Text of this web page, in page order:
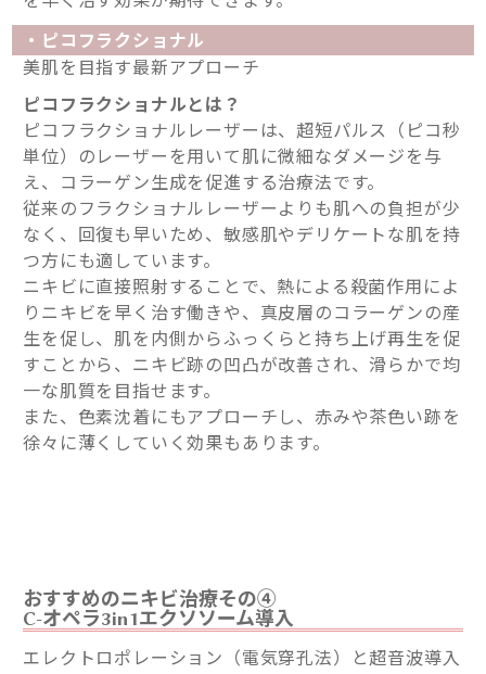
・ピコフラクショナル
美肌を目指す最新アプローチ
ピコフラクショナルとは？
ピコフラクショナルレーザーは、超短パルス（ピコ秒
単位）のレーザーを用いて肌に微細なダメージを与
え、コラーゲン生成を促進する治療法です。
従来のフラクショナルレーザーよりも肌への負担が少
なく、回復も早いため、敏感肌やデリケートな肌を持
つ方にも適しています。
ニキビに直接照射することで、熱による殺菌作用によ
りニキビを早く治す働きや、真皮層のコラーゲンの産
生を促し、肌を内側からふっくらと持ち上げ再生を促
すことから、ニキビ跡の凹凸が改善され、滑らかで均
一な肌質を目指せます。
また、色素沈着にもアプローチし、赤みや茶色い跡を
徐々に薄くしていく効果もあります。
おすすめのニキビ治療その④
C-オペラ3in1エクソソーム導入
エレクトロポレーション（電気穿孔法）と超音波導入